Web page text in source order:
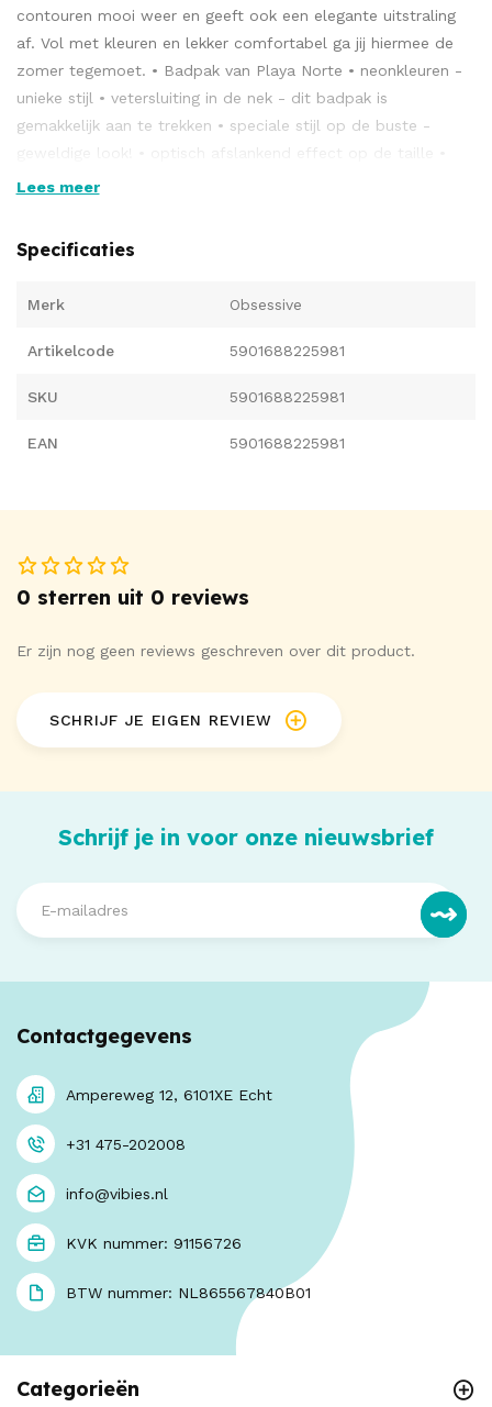
contouren mooi weer en geeft ook een elegante uitstraling
af. Vol met kleuren en lekker comfortabel ga jij hiermee de
zomer tegemoet. • Badpak van Playa Norte • neonkleuren -
unieke stijl • vetersluiting in de nek - dit badpak is
gemakkelijk aan te trekken • speciale stijl op de buste -
geweldige look! • optisch afslankend effect op de taille •
onderkant met hoge taille – accent op benen en derrière •
Lees meer
Specificaties
Merk Obsessive
Artikelcode 5901688225981
SKU 5901688225981
EAN 5901688225981
0 sterren uit 0 reviews
Er zijn nog geen reviews geschreven over dit product.
SCHRIJF JE EIGEN REVIEW
Schrijf je in voor onze nieuwsbrief
Contactgegevens
Ampereweg 12, 6101XE Echt
+31 475-202008
info@vibies.nl
KVK nummer: 91156726
BTW nummer: NL865567840B01
Categorieën